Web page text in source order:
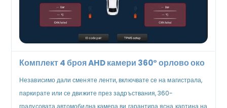
Комплект 4 броя AHD камери 360° орлово око
Независимо дали сменяте ленти, включвате се на магистрала,
паркирате или се движите през задръствания, 360-
градусовата автомобилна камера ви гарантира ясна картина на